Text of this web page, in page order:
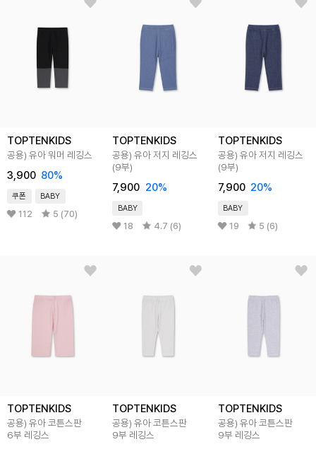
TOPTENKIDS
공용) 유아 워머 레깅스
3,900 80%
쿠폰 BABY
112 5 (70)
TOPTENKIDS
공용) 유아 저지 레깅스
(9부)
7,900 20%
BABY
18 4.7 (6)
TOPTENKIDS
공용) 유아 저지 레깅스
(9부)
7,900 20%
BABY
19 5 (6)
TOPTENKIDS
공용) 유아 코튼스판
6부 레깅스
TOPTENKIDS
공용) 유아 코튼스판
9부 레깅스
TOPTENKIDS
공용) 유아 코튼스판
9부 레깅스